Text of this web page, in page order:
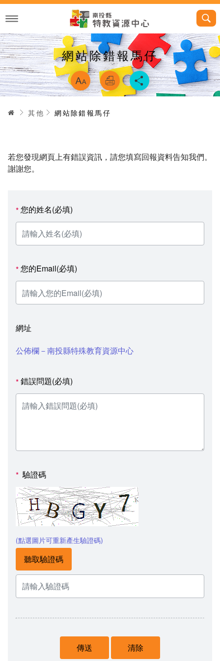
跳
主
內
容
網站除錯報馬仔 略過字型切換
首頁其他 網站除錯報馬仔
若您發現網頁上有錯誤資訊，請您填寫回報資料告知我們。
謝謝您。
*您的姓名(必填)
*您的Email(必填)
網址
公佈欄－南投縣特殊教育資源中心
*錯誤問題(必填)
* 驗證碼
(點選圖片可重新產生驗證碼)
聽取驗證碼